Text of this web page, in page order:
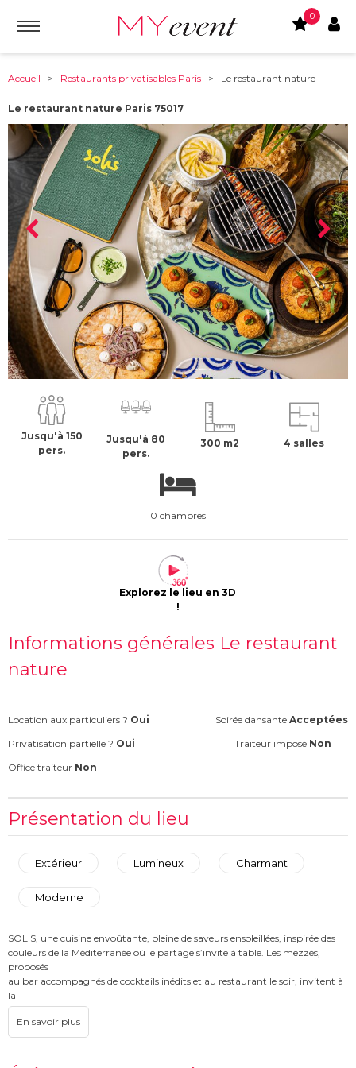
0
Accueil > Restaurants privatisables Paris > Le restaurant nature
Le restaurant nature Paris 75017
75017 -Paris À partir de :
69 €
Jusqu'à 150
pers.
Jusqu'à 80
pers.
300 m2 4 salles
0 chambres
Explorez le lieu en 3D
!
Informations générales Le restaurant
nature
Location aux particuliers ? Oui Soirée dansante Acceptées
Privatisation partielle ? Oui Traiteur imposé Non
Office traiteur Non
Présentation du lieu
Extérieur Lumineux Charmant
Moderne
SOLIS, une cuisine envoûtante, pleine de saveurs ensoleillées, inspirée des
couleurs de la Méditerranée où le partage s’invite à table. Les mezzés,
proposés
au bar accompagnés de cocktails inédits et au restaurant le soir, invitent à
la
convivialité.
Notre cuisine prend racine dans tout le bassin méditerranéen en